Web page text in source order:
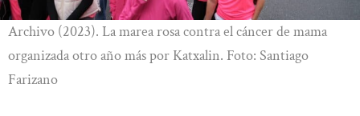
Archivo (2023). La marea rosa contra el cáncer de mama
organizada otro año más por Katxalin. Foto: Santiago
Farizano